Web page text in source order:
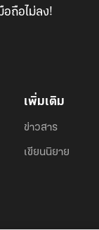
ถือไม่ลง!
เพิ่มเติม
ข่าวสาร
เขียนนิยาย